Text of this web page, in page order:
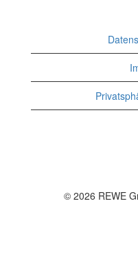
© 2026 REWE